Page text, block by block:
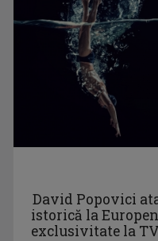
OPRE ROMA
Emisiunea este precum o
David Popovici
istorică la
exclusivitate la